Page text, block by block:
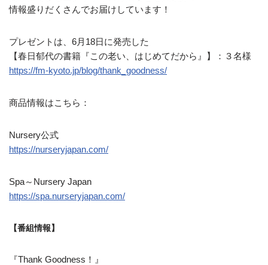
情報盛りだくさんでお届けしています！
プレゼントは、6月18日に発売した
【春日郁代の書籍『この老い、はじめてだから』】：３名様
https://fm-kyoto.jp/blog/thank_goodness/
商品情報はこちら：
Nursery公式
https://nurseryjapan.com/
Spa～Nursery Japan
https://spa.nurseryjapan.com/
【番組情報】
『Thank Goodness！』